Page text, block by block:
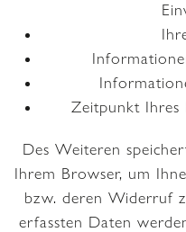
Zeitpunkt Ihres
Des Weiteren
Ihrem Browser, um
bzw. deren Widerruf
erfassten Daten